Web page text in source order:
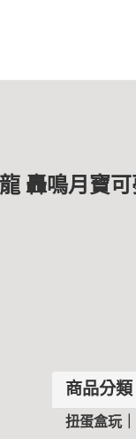
轟鳴月寶可
商品分類
扭蛋盒玩